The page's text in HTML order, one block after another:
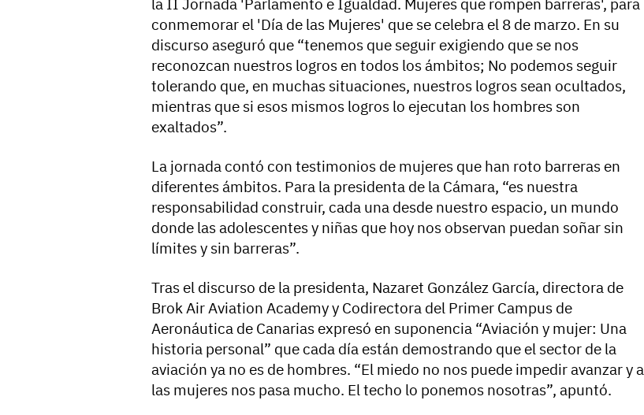
conmemorar el 'Día de las Mujeres' que se celebra el 8 de marzo. En su
discurso aseguró que “tenemos que seguir exigiendo que se nos
reconozcan nuestros logros en todos los ámbitos; No podemos seguir
tolerando que, en muchas situaciones, nuestros logros sean ocultados,
mientras que si esos mismos logros lo ejecutan los hombres son
exaltados”.
La jornada contó con testimonios de mujeres que han roto barreras en
diferentes ámbitos. Para la presidenta de la Cámara, “es nuestra
responsabilidad construir, cada una desde nuestro espacio, un mundo
donde las adolescentes y niñas que hoy nos observan puedan soñar sin
límites y sin barreras”.
Tras el discurso de la presidenta, Nazaret González García, directora de
Brok Air Aviation Academy y Codirectora del Primer Campus de
Aeronáutica de Canarias expresó en suponencia “Aviación y mujer: Una
historia personal” que cada día están demostrando que el sector de la
aviación ya no es de hombres. “El miedo no nos puede impedir avanzar y a
las mujeres nos pasa mucho. El techo lo ponemos nosotras”, apuntó.